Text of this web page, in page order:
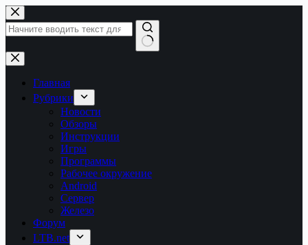
Перейти
к
сути
Ничего
не
найденоГлавная
Рубрики
Новости
Обзоры
Инструкции
Игры
Программы
Рабочее окружение
Android
Сервер
Железо
Форум
LTB.net